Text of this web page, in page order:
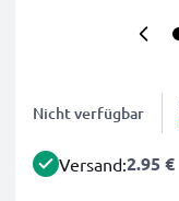
Nicht verfügbar
Versand:2.95 €